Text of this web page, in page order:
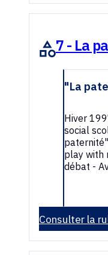
7 - La
"La
Hiver
social
play with
débat -
Consulter la